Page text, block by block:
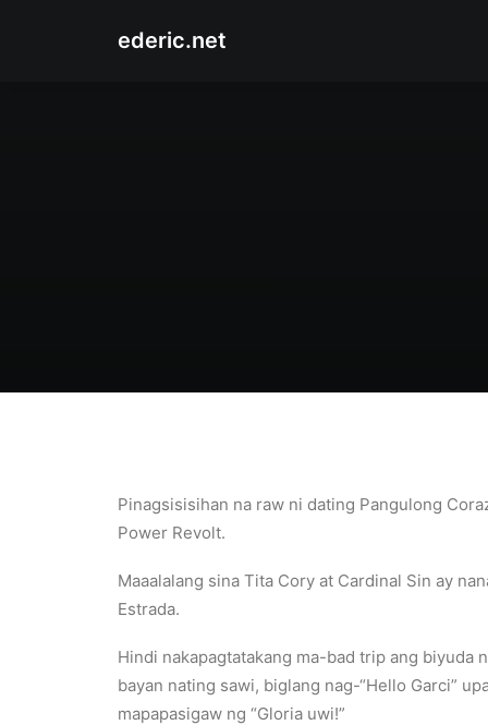
ederic.net
Pinagsisisihan na raw ni dating Pangulong
Power Revolt.
Maaalalang sina Tita Cory at Cardinal Sin ay
Estrada.
Hindi nakapagtatakang ma-bad trip ang biyuda
bayan nating sawi, biglang nag-“Hello Garci”
mapapasigaw ng “Gloria uwi!”